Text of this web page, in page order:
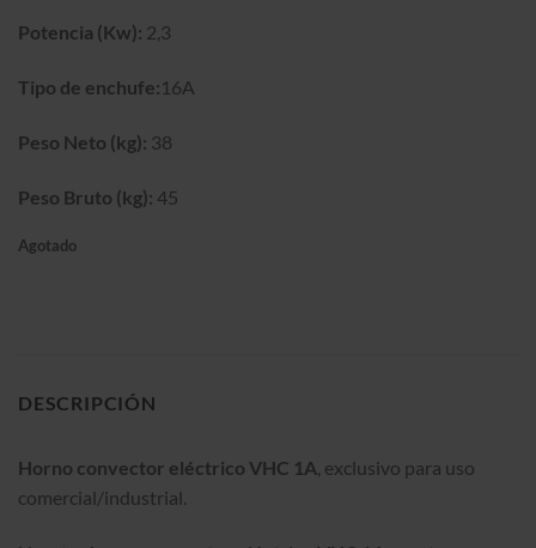
Potencia (Kw): 2,3
Tipo de enchufe:16A
Peso Neto (kg): 38
Peso Bruto (kg): 45
Agotado
DESCRIPCIÓN
Horno convector eléctrico VHC 1A, exclusivo para uso
comercial/industrial.